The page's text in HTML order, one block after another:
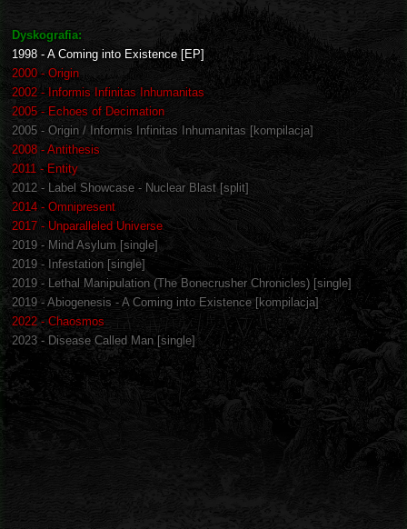
Dyskografia:
1998 - A Coming into Existence [EP]
2000 - Origin
2002 - Informis Infinitas Inhumanitas
2005 - Echoes of Decimation
2005 - Origin / Informis Infinitas Inhumanitas [kompilacja]
2008 - Antithesis
2011 - Entity
2012 - Label Showcase - Nuclear Blast [split]
2014 - Omnipresent
2017 - Unparalleled Universe
2019 - Mind Asylum [single]
2019 - Infestation [single]
2019 - Lethal Manipulation (The Bonecrusher Chronicles) [single]
2019 - Abiogenesis - A Coming into Existence [kompilacja]
2022 - Chaosmos
2023 - Disease Called Man [single]